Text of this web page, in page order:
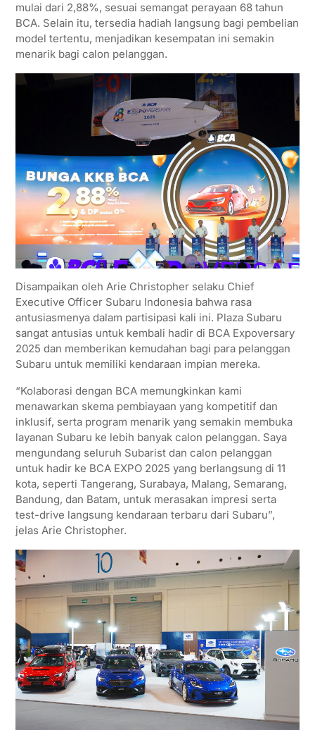
mulai dari 2,88%, sesuai semangat perayaan 68 tahun
BCA. Selain itu, tersedia hadiah langsung bagi pembelian
model tertentu, menjadikan kesempatan ini semakin
menarik bagi calon pelanggan.
Disampaikan oleh Arie Christopher selaku Chief
Executive Officer Subaru Indonesia bahwa rasa
antusiasmenya dalam partisipasi kali ini. Plaza Subaru
sangat antusias untuk kembali hadir di BCA Expoversary
2025 dan memberikan kemudahan bagi para pelanggan
Subaru untuk memiliki kendaraan impian mereka.
“Kolaborasi dengan BCA memungkinkan kami
menawarkan skema pembiayaan yang kompetitif dan
inklusif, serta program menarik yang semakin membuka
layanan Subaru ke lebih banyak calon pelanggan. Saya
mengundang seluruh Subarist dan calon pelanggan
untuk hadir ke BCA EXPO 2025 yang berlangsung di 11
kota, seperti Tangerang, Surabaya, Malang, Semarang,
Bandung, dan Batam, untuk merasakan impresi serta
test-drive langsung kendaraan terbaru dari Subaru”,
jelas Arie Christopher.